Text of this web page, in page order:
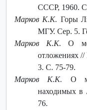
СССР, 1960.
Марков К.К. Горы
МГУ. Сер. 5.
Марков К.К. О
отложениях
3. С. 75-79.
Марков К.К. О
находимых
76.